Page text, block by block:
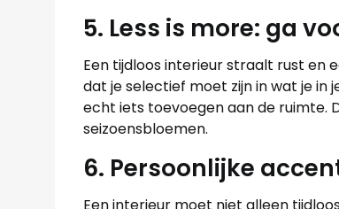
5. Less is more: ga
Een tijdloos interieur straalt rust en
dat je selectief moet zijn in wat je
echt iets toevoegen aan de ruimte.
seizoensbloemen.
6. Persoonlijke
Een interieur moet niet alleen